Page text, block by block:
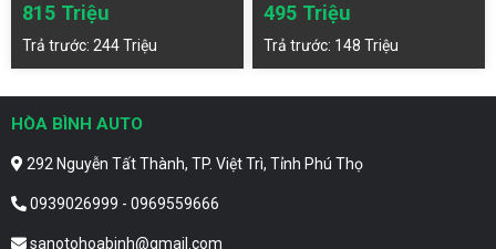
815 Triệu
Trả trước: 244 Triệu
495 Triệu
Trả trước: 148 Triệu
HÒA BÌNH AUTO
292 Nguyễn Tất Thành, TP. Việt Trì, Tỉnh Phú Thọ
0939026999 - 0969559666
sanotohoabinh@gmail.com